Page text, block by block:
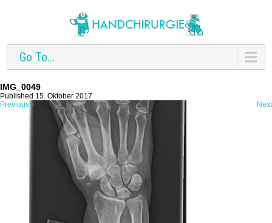
Go To...
IMG_0049
Published 15. Oktober 2017
Previous
Next